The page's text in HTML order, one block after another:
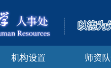
机构设置 师资